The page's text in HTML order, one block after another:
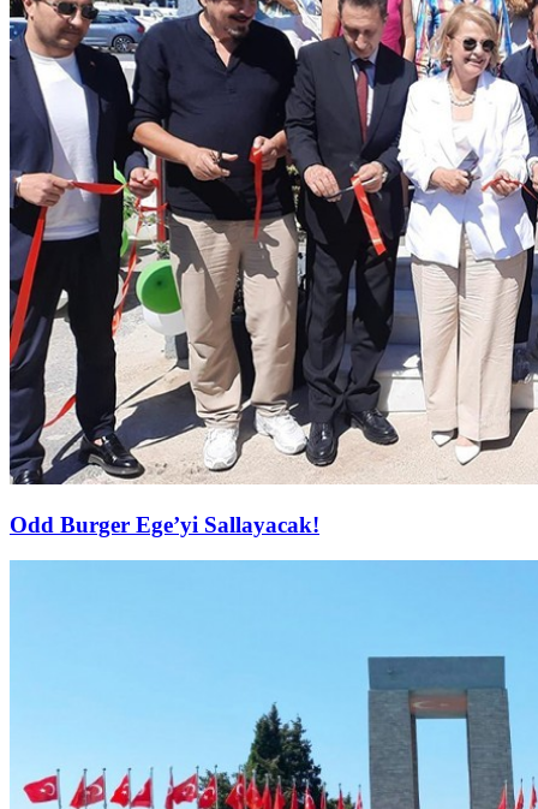
Odd Burger Ege’yi Sallayacak!